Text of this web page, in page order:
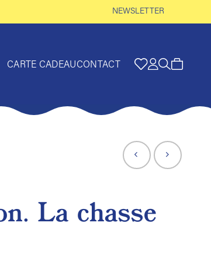
NEWSLETTER
CARTE CADEAUCONTACT
La chasse